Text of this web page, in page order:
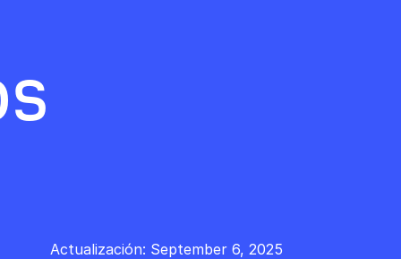
Actualización: September 6, 2025